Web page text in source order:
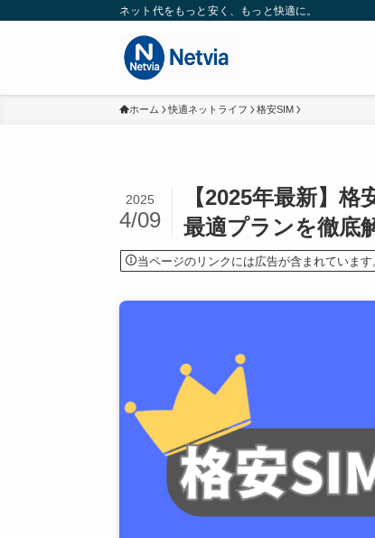
ネット代をもっと安く、もっと快適に。
ホーム 快適ネットライフ 格安SIM
【2025年最新】
最適プランを徹底
2025
4/09
当ページのリンクには広告が含まれています